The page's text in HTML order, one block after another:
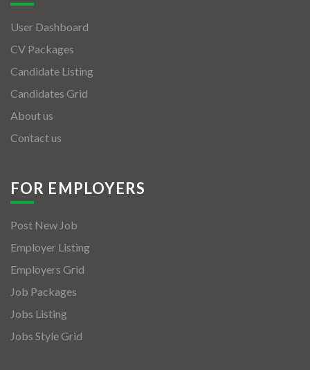
User Dashboard
CV Packages
Candidate Listing
Candidates Grid
About us
Contact us
FOR EMPLOYERS
Post New Job
Employer Listing
Employers Grid
Job Packages
Jobs Listing
Jobs Style Grid